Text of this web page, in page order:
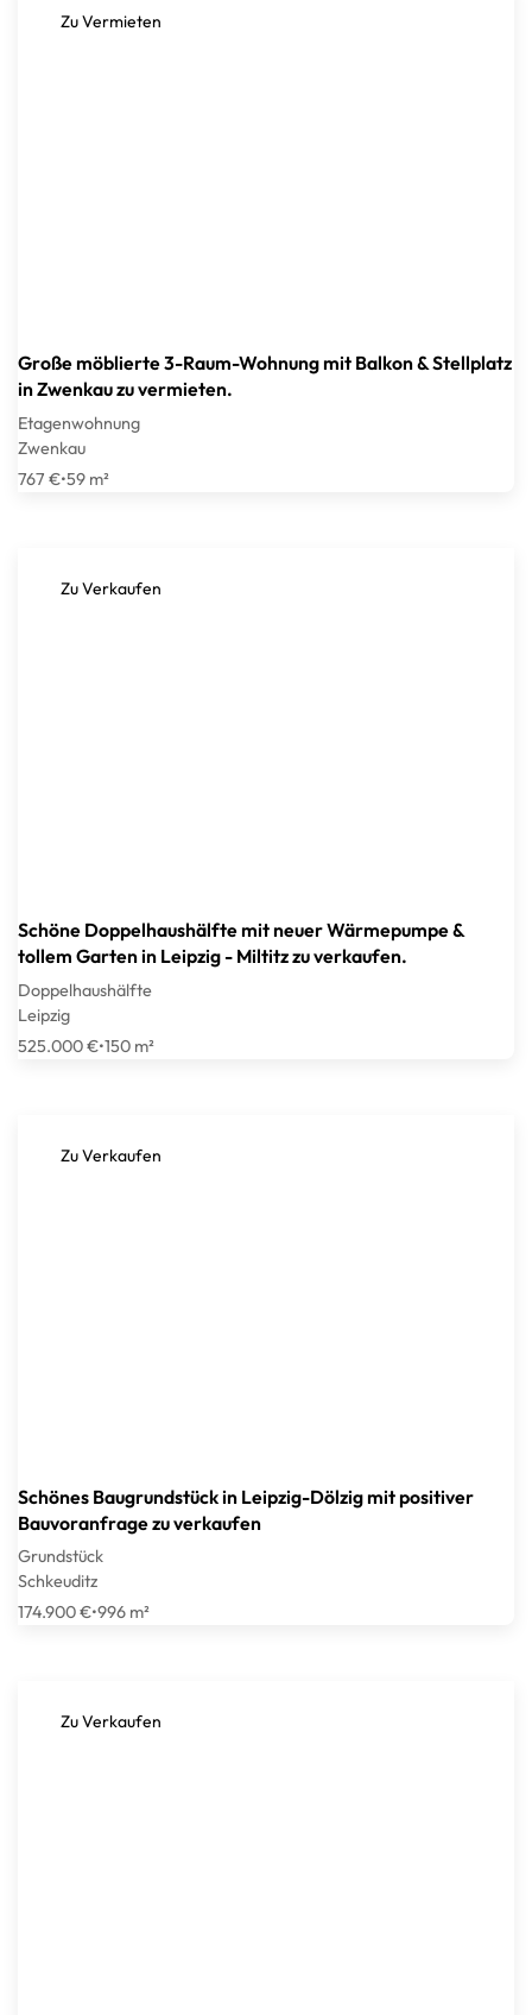
Zu Vermieten
Große möblierte 3-Raum-Wohnung mit Balkon & Stellplatz
in Zwenkau zu vermieten.
Etagenwohnung
Zwenkau
767 €•59 m²
Zu Verkaufen
Schöne Doppelhaushälfte mit neuer Wärmepumpe &
tollem Garten in Leipzig - Miltitz zu verkaufen.
Doppelhaushälfte
Leipzig
525.000 €•150 m²
Zu Verkaufen
Schönes Baugrundstück in Leipzig-Dölzig mit positiver
Bauvoranfrage zu verkaufen
Grundstück
Schkeuditz
174.900 €•996 m²
Zu Verkaufen